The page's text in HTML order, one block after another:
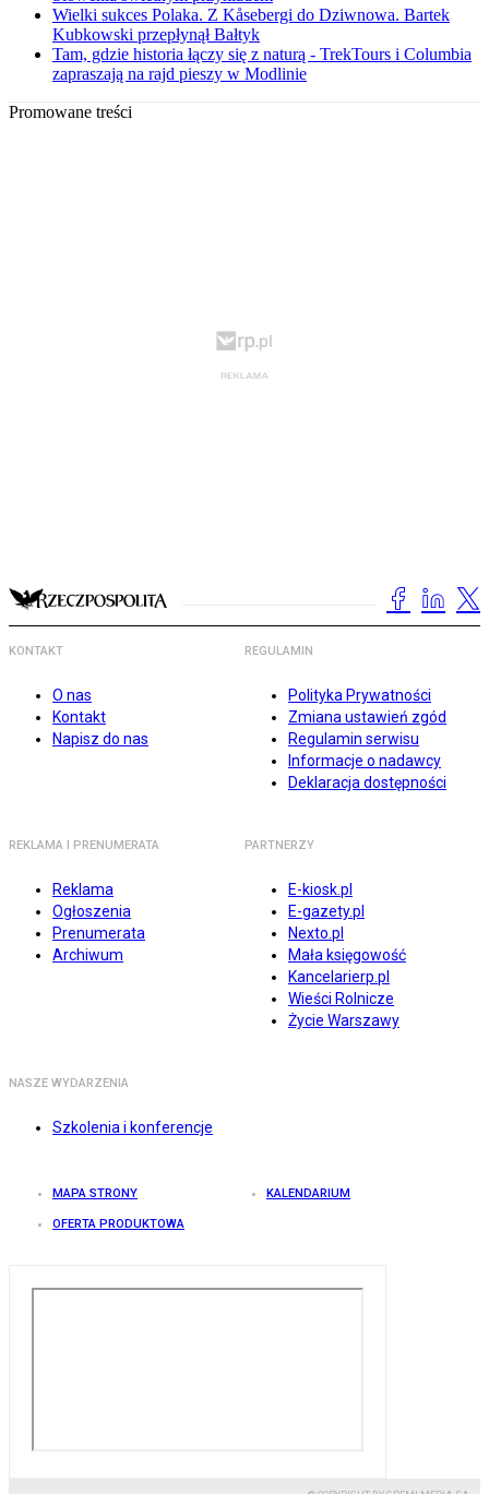
Wielki sukces Polaka. Z Kåsebergi do Dziwnowa. Bartek
Kubkowski przepłynął Bałtyk
Tam, gdzie historia łączy się z naturą - TrekTours i Columbia
zapraszają na rajd pieszy w Modlinie
Promowane treści
KONTAKT
O nas
Kontakt
Napisz do nas
REGULAMIN
Polityka Prywatności
Zmiana ustawień zgód
Regulamin serwisu
Informacje o nadawcy
Deklaracja dostępności
REKLAMA I PRENUMERATA
Reklama
Ogłoszenia
Prenumerata
Archiwum
PARTNERZY
E-kiosk.pl
E-gazety.pl
Nexto.pl
Mała księgowość
Kancelarierp.pl
Wieści Rolnicze
Życie Warszawy
NASZE WYDARZENIA
Szkolenia i konferencje
MAPA STRONY KALENDARIUM
OFERTA PRODUKTOWA